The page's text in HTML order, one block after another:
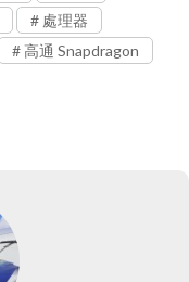
處理器
高通 Snapdragon